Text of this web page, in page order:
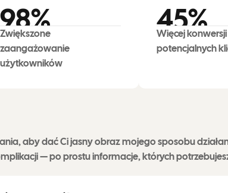
98%
Zwiększone
zaangażowanie
użytkowników
45%
Więcej konwersji
potencjalnych
aby dać Ci jasny obraz mojego sposobu
— po prostu informacje, których